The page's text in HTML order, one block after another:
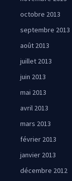
octobre 2013
septembre 2013
août 2013
juillet 2013
juin 2013
mai 2013
avril 2013
mars 2013
février 2013
janvier 2013
décembre 2012